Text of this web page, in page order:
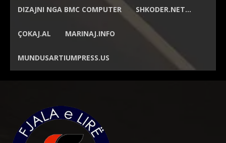
DIZAJNI NGA BMC COMPUTER SHKODER.NET…
ÇOKAJ.AL MARINAJ.INFO
MUNDUSARTIUMPRESS.US